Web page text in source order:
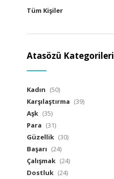
Tüm Kişiler
Atasözü Kategorileri
Kadın (50)
Karşılaştırma (39)
Aşk (35)
Para (31)
Güzellik (30)
Başarı (24)
Çalışmak (24)
Dostluk (24)